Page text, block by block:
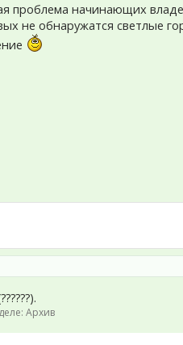
проблема начинающих
не обнаружатся светлые
Архив